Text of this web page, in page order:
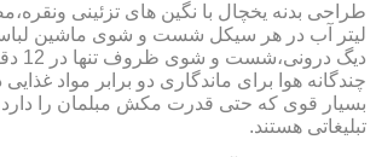
طراحی بدنه یخچال با نگین های تزئینی
لیتر آب در هر سیکل شست و شوی ماشین
دیگ
چندگانه هوا برای ماندگاری دو برابر مواد
بسیار قوی که حتی قدرت مکش مبلمان را
تبلیغاتی هستند.